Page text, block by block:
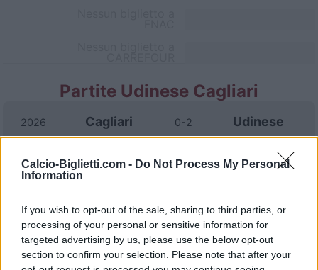
Calcio-Biglietti.com - Do Not Process My Personal
Information
If you wish to opt-out of the sale, sharing to third parties, or
processing of your personal or sensitive information for
targeted advertising by us, please use the below opt-out
section to confirm your selection. Please note that after your
Partite Udinese Cagliari
2026 Cagliari 0-2 Udinese
2025 Udinese 1-1 Cagliari
2025 Cagliari 1-2 Udinese
2024 Udinese 2-0 Cagliari